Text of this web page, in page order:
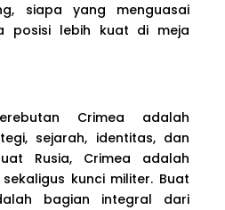
siapa yang menguasai
posisi lebih kuat di meja
Crimea adalah
sejarah, identitas, dan
Rusia, Crimea adalah
kunci militer. Buat
bagian integral dari